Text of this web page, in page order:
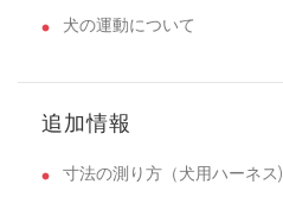
犬の運動について
追加情報
寸法の測り方（犬用ハーネス)